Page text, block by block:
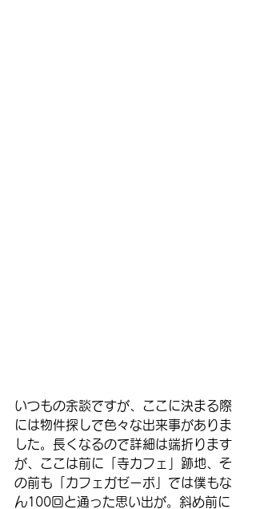
いつもの余談ですが、ここに決まる際
には物件探しで色々な出来事がありま
した。長くなるので詳細は端折ります
が、ここは前に「寺カフェ」跡地、そ
の前も「カフェガゼーボ」では僕もな
ん100回と通った思い出が。斜め前に